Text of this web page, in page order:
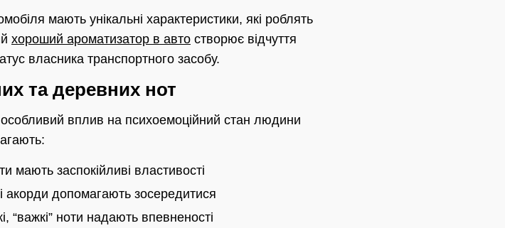
мають унікальні характеристики, які роблять
хороший ароматизатор в авто створює відчуття
власника транспортного засобу.
та деревних нот
вплив на психоемоційний стан людини
мають заспокійливі властивості
акорди допомагають зосередитися
“важкі” ноти надають впевненості